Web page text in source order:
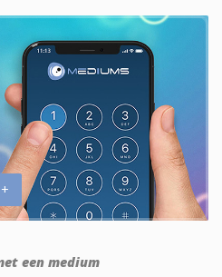
een medium